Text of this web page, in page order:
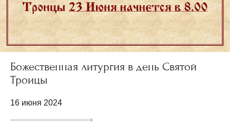
Божественная литургия в день Святой
Троицы
16 июня 2024